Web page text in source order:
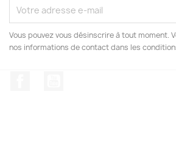
Vous pouvez vous désinscrire à tout moment.
nos informations de contact dans les